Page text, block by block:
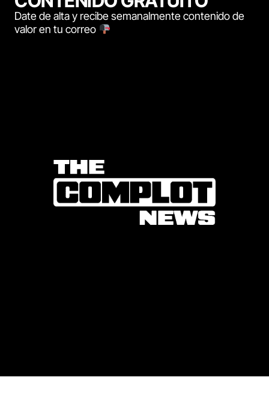
Date de alta y recibe semanalmente contenido de
valor en tu correo